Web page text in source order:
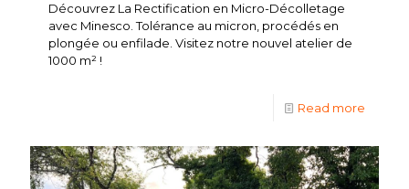
Découvrez La Rectification en Micro-Décolletage
avec Minesco. Tolérance au micron, procédés en
plongée ou enfilade. Visitez notre nouvel atelier de
1000 m² !
Read more